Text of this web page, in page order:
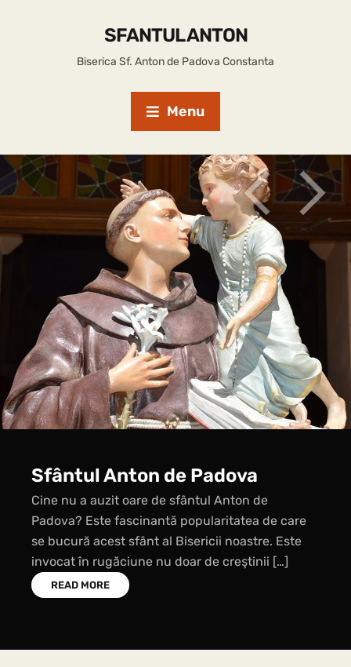
SFANTUL ANTON
Biserica Sf. Anton de Padova Constanta
Menu
Sfântul Anton de Padova
Cine nu a auzit oare de sfântul Anton de
Padova? Este fascinantă popularitatea de care
se bucură acest sfânt al Bisericii noastre. Este
invocat în rugăciune nu doar de creştinii […]
READ MORE